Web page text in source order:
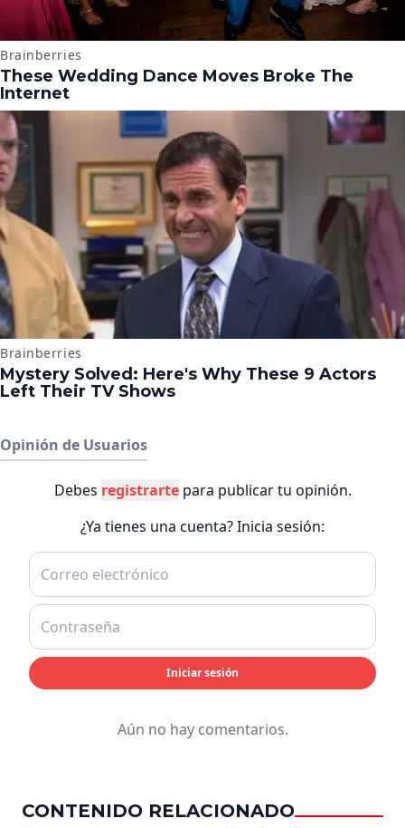
Opinión de Usuarios
Debes registrartepara publicar tu opinión.
¿Ya tienes una cuenta? Inicia sesión:
Iniciar sesión
Aún no hay comentarios.
CONTENIDO RELACIONADO